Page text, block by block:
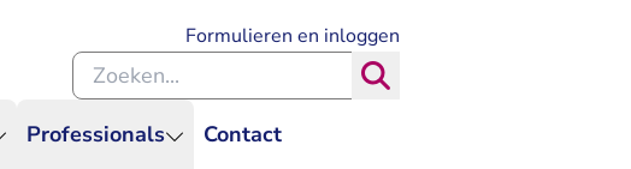
Professionals Contact
Formulieren en inloggen
Zoeken binnen de Rechtspraak